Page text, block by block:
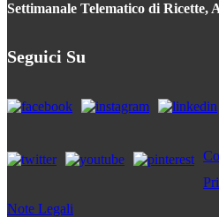
Settimanale Telematico di Ricette,
Seguici Su
Note Legali